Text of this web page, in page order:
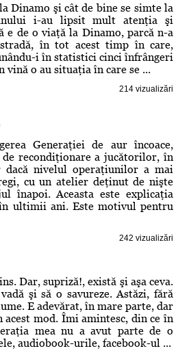
Dinamo şi cât de bine se simte la
i-au lipsit mult atenţia şi
e de o viaţă la Dinamo, parcă n-a
în tot acest timp în care,
i în statistici cinci înfrângeri
vină o au situaţia în care se ...
214 vizualizări
Generaţiei de aur încoace,
recondiţionare a jucătorilor, în
dacă nivelul operaţiunilor a mai
cu un atelier deţinut de nişte
înapoi. Aceasta este explicaţia
ultimii ani. Este motivul pentru
242 vizualizări
Dar, supriză!, există şi aşa ceva.
şi să o savureze. Astăzi, fără
E adevărat, în mare parte, dar
mod. Îmi amintesc, din ce în
mea nu a avut parte de o
audiobook-urile, facebook-ul ...